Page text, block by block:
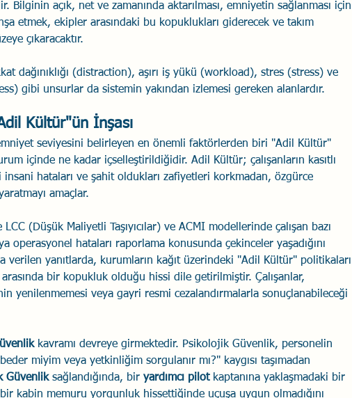
Bilginin açık, net ve zamanında aktarılması, emniyetin sağlanması için
etmek, ekipler arasındaki bu kopuklukları giderecek ve takım
çıkaracaktır.
dağınıklığı (distraction), aşırı iş yükü (workload), stres (stress) ve
gibi unsurlar da sistemin yakından izlemesi gereken alanlardır.
Kültür"ün İnşası
seviyesini belirleyen en önemli faktörlerden biri "Adil Kültür"
içinde ne kadar içselleştirildiğidir. Adil Kültür; çalışanların kasıtlı
insani hataları ve şahit oldukları zafiyetleri korkmadan, özgürce
amaçlar.
(Düşük Maliyetli Taşıyıcılar) ve ACMI modellerinde çalışan bazı
operasyonel hataları raporlama konusunda çekinceler yaşadığını
verilen yanıtlarda, kurumların kağıt üzerindeki "Adil Kültür" politikaları
bir kopukluk olduğu hissi dile getirilmiştir. Çalışanlar,
yenilenmemesi veya gayri resmi cezalandırmalarla sonuçlanabileceği
kavramı devreye girmektedir. Psikolojik Güvenlik, personelin
miyim veya yetkinliğim sorgulanır mı?" kaygısı taşımadan
Güvenlik sağlandığında, bir yardımcı pilot kaptanına yaklaşmadaki bir
kabin memuru yorgunluk hissettiğinde uçuşa uygun olmadığını